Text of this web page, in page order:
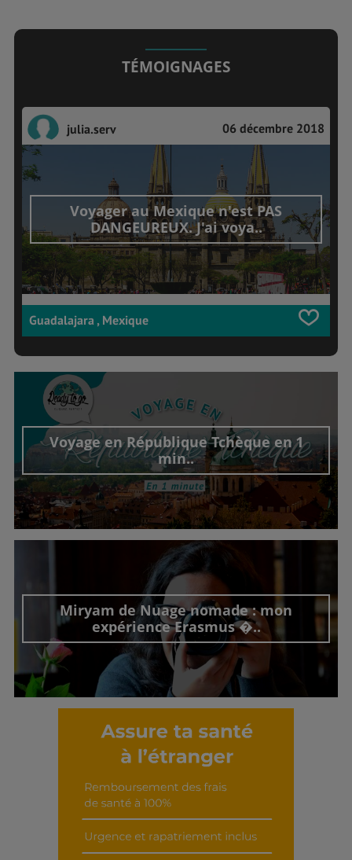
TÉMOIGNAGES
julia.serv 06 décembre 2018
Voyager au Mexique n'est PAS
DANGEUREUX. J'ai voya..
Guadalajara , Mexique
Voyage en République Tchèque en 1
min..
Découvrir cet interview
Miryam de Nuage nomade : mon
expérience Erasmus �..
Découvrir cet interview